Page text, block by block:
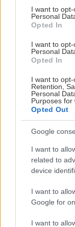
consent section.
I want to
Personal
Opted In
I want to
Personal
Opted In
I want to opt-
Retention,
Personal
Purposes for
Opted Out
Google
I want to
related to
device
I want to
Google for
I want to